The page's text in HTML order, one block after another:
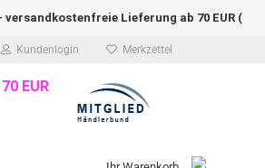
Kundenlogin Merkzettel
Lieferung ab 70 EUR
EUR